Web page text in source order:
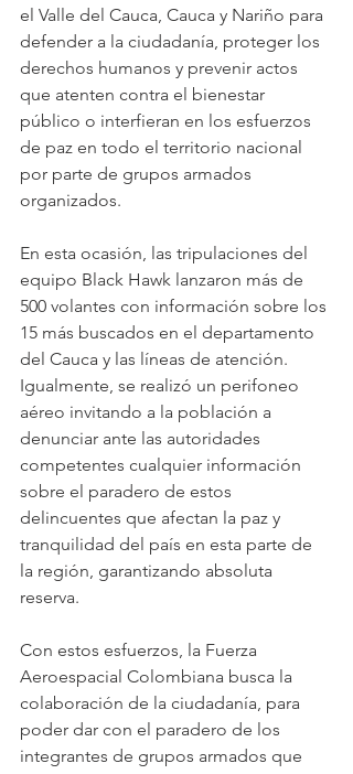
el Valle del Cauca, Cauca y Nariño para
defender a la ciudadanía, proteger los
derechos humanos y prevenir actos
que atenten contra el bienestar
público o interfieran en los esfuerzos
de paz en todo el territorio nacional
por parte de grupos armados
organizados.
En esta ocasión, las tripulaciones del
equipo Black Hawk lanzaron más de
500 volantes con información sobre los
15 más buscados en el departamento
del Cauca y las líneas de atención.
Igualmente, se realizó un perifoneo
aéreo invitando a la población a
denunciar ante las autoridades
competentes cualquier información
sobre el paradero de estos
delincuentes que afectan la paz y
tranquilidad del país en esta parte de
la región, garantizando absoluta
reserva.
Con estos esfuerzos, la Fuerza
Aeroespacial Colombiana busca la
colaboración de la ciudadanía, para
poder dar con el paradero de los
integrantes de grupos armados que